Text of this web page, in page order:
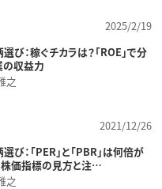
2025/2/19
び：稼ぐチカラは？「ROE」で分
収益力
之
2021/12/26
び：「PER」と「PBR」は何倍が
株価指標の見方と注…
之